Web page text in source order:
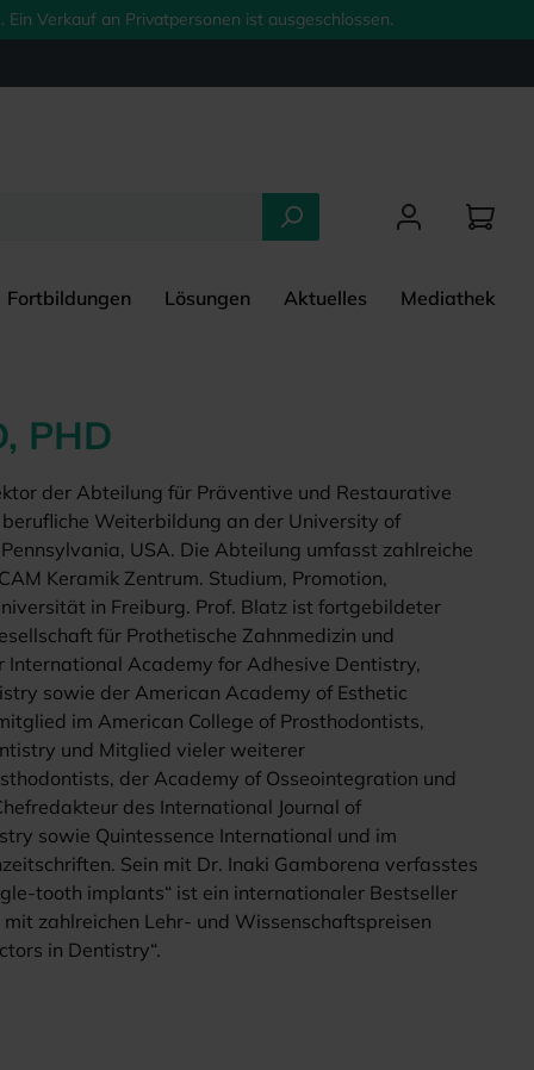
Verkauf an Privatpersonen ist ausgeschlossen.
Fortbildungen Lösungen Aktuelles Mediathek
PHD
der Abteilung für Präventive und Restaurative
Weiterbildung an der University of
USA. Die Abteilung umfasst zahlreiche
Keramik Zentrum. Studium, Promotion,
in Freiburg. Prof. Blatz ist fortgebildeter
für Prothetische Zahnmedizin und
Academy for Adhesive Dentistry,
sowie der American Academy of Esthetic
im American College of Prosthodontists,
und Mitglied vieler weiterer
der Academy of Osseointegration und
des International Journal of
sowie Quintessence International und im
Sein mit Dr. Inaki Gamborena verfasstes
tooth implants“ ist ein internationaler Bestseller
zahlreichen Lehr- und Wissenschaftspreisen
in Dentistry“.